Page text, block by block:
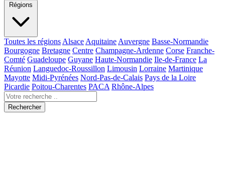
Régions
Toutes les régions Alsace Aquitaine Auvergne Basse-Normandie
Bourgogne Bretagne Centre Champagne-Ardenne Corse Franche-
Comté Guadeloupe Guyane Haute-Normandie Ile-de-France La
Réunion Languedoc-Roussillon Limousin Lorraine Martinique
Mayotte Midi-Pyrénées Nord-Pas-de-Calais Pays de la Loire
Picardie Poitou-Charentes PACA Rhône-Alpes
Rechercher